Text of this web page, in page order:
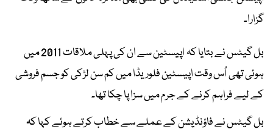
گزارا۔
بل گیٹس نے بتایا کہ اپیسٹین سے ان کی پہلی ملاقات 2011 میں
ہوئی تھی اُس وقت اپیسٹین فلوریڈا میں کم سن لڑکی کو جسم فروشی
کے لیے فراہم کرنے کے جرم میں سزا پا چکا تھا۔
بل گیٹس نے فاؤنڈیشن کے عملے سے خطاب کرتے ہوئے کہا کہ